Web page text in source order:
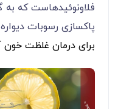
فلاونوئیدهاست که
پاکسازی رسوبات
برای درمان غلظت